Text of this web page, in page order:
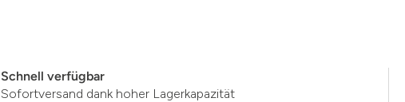
Schnell verfügbar
Sofortversand dank hoher Lagerkapazität